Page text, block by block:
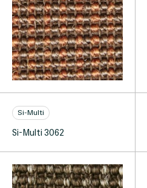
Si-Multi
Si-Multi 3062